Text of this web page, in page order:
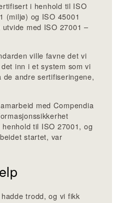
i henhold til ISO
(miljø) og ISO 45001
med ISO 27001 –
ville favne det vi
inn i et system som vi
andre sertifiseringene,
med Compendia
til ISO 27001, og
startet, var
trodd, og vi fikk